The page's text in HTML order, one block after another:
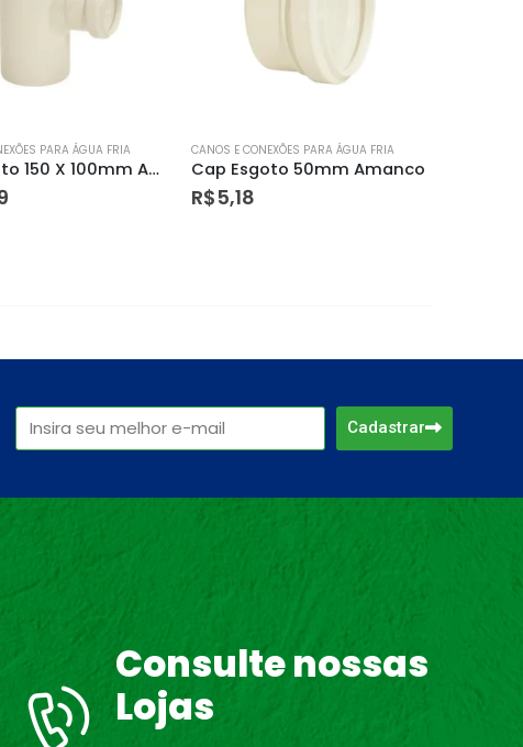
PARA ÁGUA FRIA
50mm Amanco
CANOS E CONEXÕES PARA ÁGUA FRIA
Bucha Redução Soldável Longa 40 X 25mm Amanco – Amanco
R$5,08
Cadastrar
Consulte nossas
Lojas